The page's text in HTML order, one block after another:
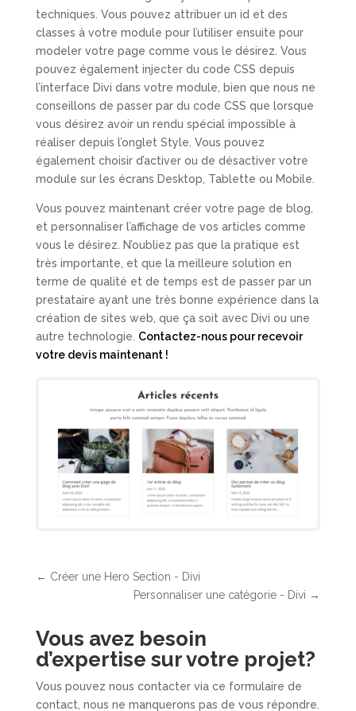
techniques. Vous pouvez attribuer un id et des
classes à votre module pour l’utiliser ensuite pour
modeler votre page comme vous le désirez. Vous
pouvez également injecter du code CSS depuis
l’interface Divi dans votre module, bien que nous ne
conseillons de passer par du code CSS que lorsque
vous désirez avoir un rendu spécial impossible à
réaliser depuis l’onglet Style. Vous pouvez
également choisir d’activer ou de désactiver votre
module sur les écrans Desktop, Tablette ou Mobile.
Vous pouvez maintenant créer votre page de blog,
et personnaliser l’affichage de vos articles comme
vous le désirez. N’oubliez pas que la pratique est
très importante, et que la meilleure solution en
terme de qualité et de temps est de passer par un
prestataire ayant une très bonne expérience dans la
création de sites web, que ça soit avec Divi ou une
autre technologie. Contactez-nous pour recevoir
votre devis maintenant !
← Créer une Hero Section - Divi
Personnaliser une catégorie - Divi →
Vous avez besoin
d’expertise sur votre projet?
Vous pouvez nous contacter via ce formulaire de
contact, nous ne manquerons pas de vous répondre.